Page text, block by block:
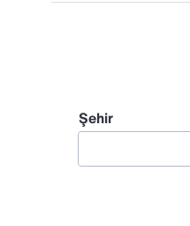
Şehir